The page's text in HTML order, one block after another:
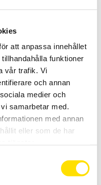
att anpassa innehållet
funktioner
vår trafik. Vi
och annan
medier och
samarbetar med.
med annan
eller som de har
01 för Shore D
för Shore D
LÄS MER